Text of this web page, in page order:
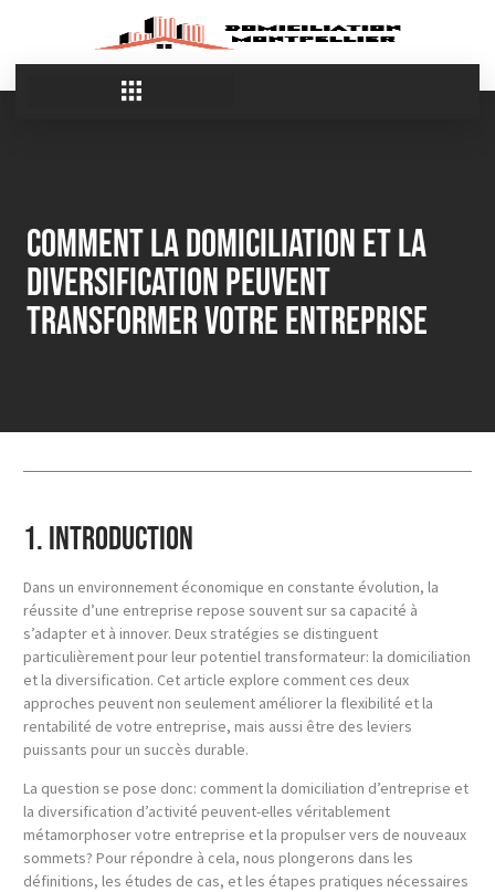
Comment la Domiciliation et la
Diversification Peuvent
Transformer Votre Entreprise
1. Introduction
Dans un environnement économique en constante évolution, la
réussite d’une entreprise repose souvent sur sa capacité à
s’adapter et à innover. Deux stratégies se distinguent
particulièrement pour leur potentiel transformateur: la domiciliation
et la diversification. Cet article explore comment ces deux
approches peuvent non seulement améliorer la flexibilité et la
rentabilité de votre entreprise, mais aussi être des leviers
puissants pour un succès durable.
La question se pose donc: comment la domiciliation d’entreprise et
la diversification d’activité peuvent-elles véritablement
métamorphoser votre entreprise et la propulser vers de nouveaux
sommets? Pour répondre à cela, nous plongerons dans les
définitions, les études de cas, et les étapes pratiques nécessaires